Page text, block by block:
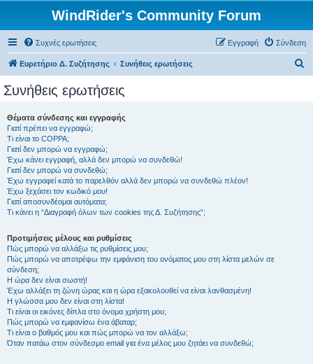
WindRider's Community Forum
Συχνές ερωτήσεις Σύνδεση
Εγγραφή
Ευρετήριο Δ. Συζήτησης Συνήθεις ερωτήσεις
Συνήθεις ερωτήσεις
Θέματα σύνδεσης και εγγραφής
Γιατί πρέπει να εγγραφώ;
Τι είναι το COPPA;
Γιατί δεν μπορώ να εγγραφώ;
Έχω κάνει εγγραφή, αλλά δεν μπορώ να συνδεθώ!
Γιατί δεν μπορώ να συνδεθώ;
Έχω εγγραφεί κατά το παρελθόν αλλά δεν μπορώ να συνδεθώ πλέον!
Έχω ξεχάσει τον κωδικό μου!
Γιατί αποσυνδέομαι αυτόματα;
Τι κάνει η “Διαγραφή όλων των cookies της Δ. Συζήτησης”;
Προτιμήσεις μέλους και ρυθμίσεις
Πώς μπορώ να αλλάξω τις ρυθμίσεις μου;
Πώς μπορώ να αποτρέψω την εμφάνιση του ονόματος μου στη λίστα μελών σε
σύνδεση;
Η ώρα δεν είναι σωστή!
Έχω αλλάξει τη ζώνη ώρας και η ώρα εξακολουθεί να είναι λανθασμένη!
Η γλώσσα μου δεν είναι στη λίστα!
Τι είναι οι εικόνες δίπλα στο όνομα χρήστη μου;
Πώς μπορώ να εμφανίσω ένα άβαταρ;
Τι είναι ο βαθμός μου και πώς μπορώ να τον αλλάξω;
Όταν πατάω στον σύνδεσμο email για ένα μέλος μου ζητάει να συνδεθώ;